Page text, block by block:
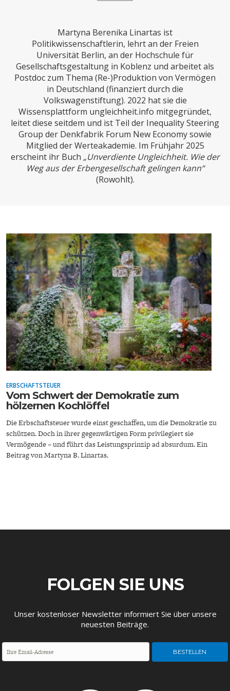
SUCHE
ABO/LOGIN
ECONOMISTS FOR FUTURE
INDUSTRIEPOLITIK
UNGLEICHHEIT UND
MACHT
DEUTSCHLAND
ENERGIE & UMWELT
EUROPA
Martyna Berenika Linartas ist
Politikwissenschaftlerin, lehrt an der Freien
Universität Berlin, an der Hochschule für
Gesellschaftsgestaltung in Koblenz und arbeitet als
Postdoc zum Thema (Re-)Produktion von Vermögen
in Deutschland (finanziert durch die
Volkswagenstiftung). 2022 hat sie die
Wissensplattform ungleichheit.info mitgegründet,
leitet diese seitdem und ist Teil der Inequality Steering
Group der Denkfabrik Forum New Economy sowie
Mitglied der Werteakademie. Im Frühjahr 2025
erscheint ihr Buch „Unverdiente Ungleichheit. Wie der
Weg aus der Erbengesellschaft gelingen kann“
(Rowohlt).
ERBSCHAFTSTEUER
Vom Schwert der Demokratie zum
hölzernen Kochlöffel
Die Erbschaftsteuer wurde einst geschaffen, um die Demokratie zu
schützen. Doch in ihrer gegenwärtigen Form privilegiert sie
Vermögende – und führt das Leistungsprinzip ad absurdum. Ein
Beitrag von Martyna B. Linartas.
FOLGEN SIE UNS
Unser kostenloser Newsletter informiert Sie über unsere
neuesten Beiträge.